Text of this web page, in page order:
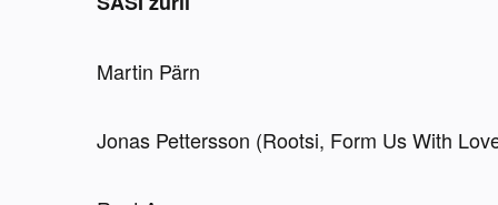
Martin Pärn
Jonas Pettersson (Rootsi, Form Us With